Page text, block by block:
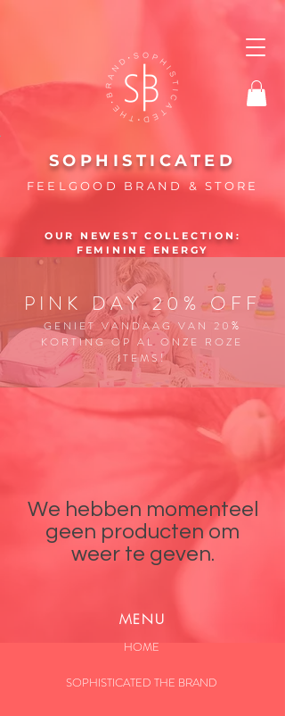
SOPHISTICATED
FEELGOOD BRAND & STORE
OUR NEWEST COLLECTION:
FEMININE ENERGY
PINK DAY 20% OFF
GENIET VANDAAG VAN 20%
KORTING OP AL ONZE ROZE
ITEMS!
We hebben momenteel
geen producten om
weer te geven.
HOME
SOPHISTICATED THE BRAND
MENU